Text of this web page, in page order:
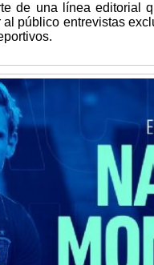
de una línea editorial
público entrevistas